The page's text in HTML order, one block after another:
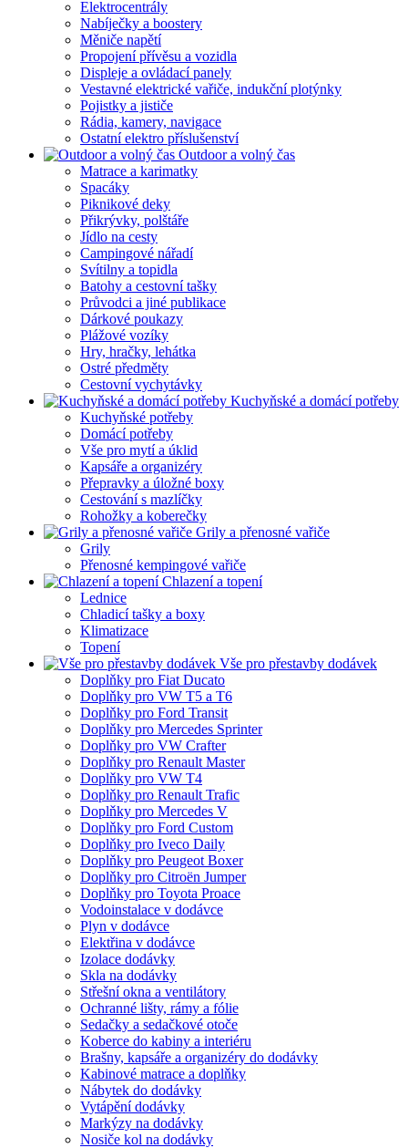
Elektrocentrály
Nabíječky a boostery
Měniče napětí
Propojení přívěsu a vozidla
Displeje a ovládací panely
Vestavné elektrické vařiče, indukční plotýnky
Pojistky a jističe
Rádia, kamery, navigace
Ostatní elektro příslušenství
Outdoor a volný čas
Matrace a karimatky
Spacáky
Piknikové deky
Přikrývky, polštáře
Jídlo na cesty
Campingové nářadí
Svítilny a topidla
Batohy a cestovní tašky
Průvodci a jiné publikace
Dárkové poukazy
Plážové vozíky
Hry, hračky, lehátka
Ostré předměty
Cestovní vychytávky
Kuchyňské a domácí potřeby
Kuchyňské potřeby
Domácí potřeby
Vše pro mytí a úklid
Kapsáře a organizéry
Přepravky a úložné boxy
Cestování s mazlíčky
Rohožky a koberečky
Grily a přenosné vařiče
Grily
Přenosné kempingové vařiče
Chlazení a topení
Lednice
Chladicí tašky a boxy
Klimatizace
Topení
Vše pro přestavby dodávek
Doplňky pro Fiat Ducato
Doplňky pro VW T5 a T6
Doplňky pro Ford Transit
Doplňky pro Mercedes Sprinter
Doplňky pro VW Crafter
Doplňky pro Renault Master
Doplňky pro VW T4
Doplňky pro Renault Trafic
Doplňky pro Mercedes V
Doplňky pro Ford Custom
Doplňky pro Iveco Daily
Doplňky pro Peugeot Boxer
Doplňky pro Citroën Jumper
Doplňky pro Toyota Proace
Vodoinstalace v dodávce
Plyn v dodávce
Elektřina v dodávce
Izolace dodávky
Skla na dodávky
Střešní okna a ventilátory
Ochranné lišty, rámy a fólie
Sedačky a sedačkové otoče
Koberce do kabiny a interiéru
Brašny, kapsáře a organizéry do dodávky
Kabinové matrace a doplňky
Nábytek do dodávky
Vytápění dodávky
Markýzy na dodávky
Nosiče kol na dodávky